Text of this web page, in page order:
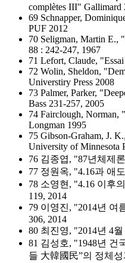
complètes III" Gallimard
69 Schnapper,
PUF 2012
70 Seligman, Martin E.,
88 : 242-247, 1967
71 Lefort, Claude,
72 Wolin, Sheldon,
Universtiry Press 2008
73 Palmer, Parker,
Bass 231-257, 2005
74 Fairclough, Norman,
Longman 1995
75 Gibson-Graham, J.
University of Minnesota
76 김종엽, "87년체제
77 정원옥, "4.16과 애
78 소영현, "4.16 이후
119, 2014
79 이영진, "2014년 여
306, 2014
80 최진영, "2014년 4
81 김성호, "1948년 건
들 大韓國民”의 정체